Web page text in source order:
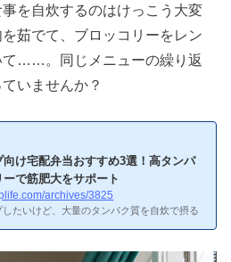
を自炊するのはけっこう大変
茹でて、ブロッコリーをレン
て……。同じメニューの繰り返
いませんか？
向け宅配弁当おすすめ3選！高タンパ
で筋肥大をサポート
archives/3825
したいけど、大量のタンパク質を自炊で摂る
肉を焼き続ける生活、正直しんどいですよ